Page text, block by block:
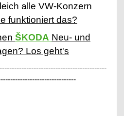
alle VW-Konzern
funktioniert das?
ŠKODA Neu- und
Los geht's